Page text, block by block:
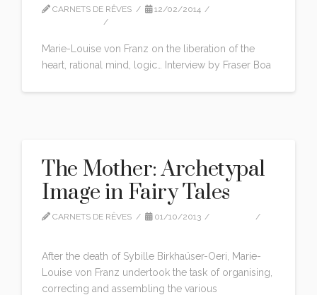
CARNETS DE RÊVES
12/02/2014
Marie-Louise von Franz on the liberation of the
heart, rational mind, logic… Interview by Fraser Boa
The Mother: Archetypal
Image in Fairy Tales
CARNETS DE RÊVES 01/10/2013
After the death of Sybille Birkhaüser-Oeri, Marie-
Louise von Franz undertook the task of organising,
correcting and assembling the various